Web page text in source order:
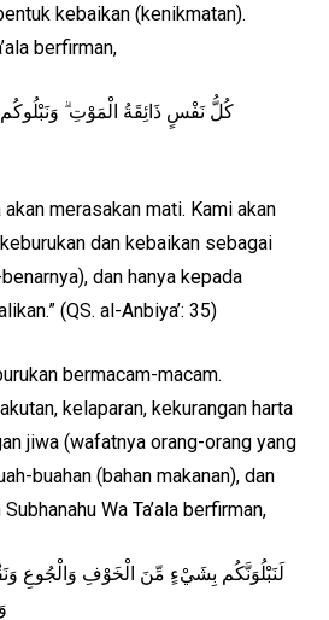
kebaikan (kenikmatan).
berfirman,
كُلُّ نَفْسٍ ذَائِقَةُ الْمَوْتِ ۗ وَنَبْلُوكُم
merasakan mati. Kami akan
dan kebaikan sebagai
dan hanya kepada
(QS. al-Anbiya’: 35)
bermacam-macam.
kelaparan, kekurangan harta
jiwa (wafatnya orang-orang yang
buahan (bahan makanan), dan
Wa Ta’ala berfirman,
لَنَبْلُوَنَّكُم بِشَيْءٍ مِّنَ الْخَوْفِ وَالْجُوعِ